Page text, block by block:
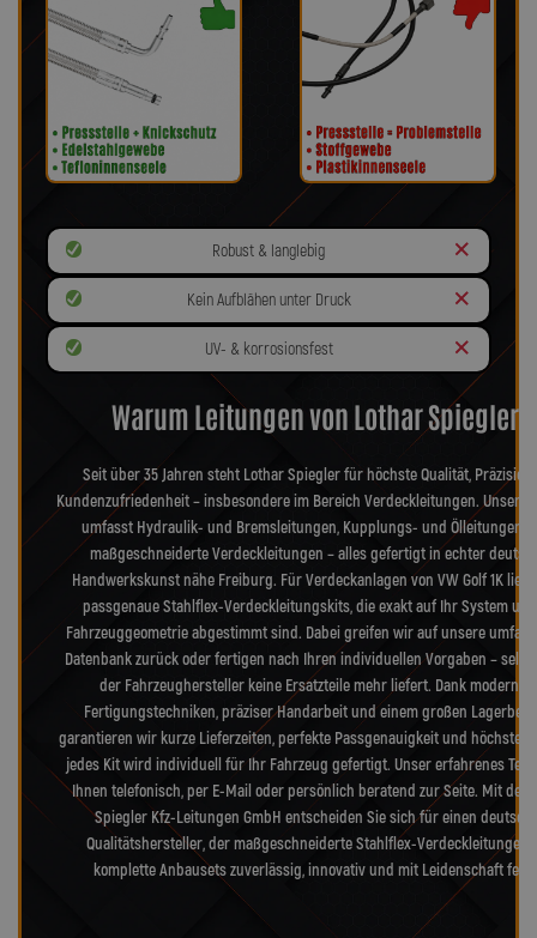
Robust & langlebig
Kein Aufblähen unter Druck
UV- & korrosionsfest
Warum Leitungen von Lothar Spiegler?
Seit über 35 Jahren steht Lothar Spiegler für höchste Qualität, Präzision
Kundenzufriedenheit – insbesondere im Bereich Verdeckleitungen. Unser
umfasst Hydraulik- und Bremsleitungen, Kupplungs- und Ölleitungen
maßgeschneiderte Verdeckleitungen – alles gefertigt in echter
Handwerkskunst nähe Freiburg. Für Verdeckanlagen von VW Golf 1K
passgenaue Stahlflex-Verdeckleitungskits, die exakt auf Ihr System
Fahrzeuggeometrie abgestimmt sind. Dabei greifen wir auf unsere
Datenbank zurück oder fertigen nach Ihren individuellen Vorgaben –
der Fahrzeughersteller keine Ersatzteile mehr liefert. Dank
Fertigungstechniken, präziser Handarbeit und einem großen
garantieren wir kurze Lieferzeiten, perfekte Passgenauigkeit und höchste
jedes Kit wird individuell für Ihr Fahrzeug gefertigt. Unser erfahrenes
Ihnen telefonisch, per E-Mail oder persönlich beratend zur Seite. Mit der
Spiegler Kfz-Leitungen GmbH entscheiden Sie sich für einen
Qualitätshersteller, der maßgeschneiderte Stahlflex-Verdeckleitungen
komplette Anbausets zuverlässig, innovativ und mit Leidenschaft